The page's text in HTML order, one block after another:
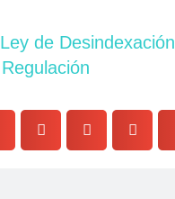
Ley de Desindexación
Regulación